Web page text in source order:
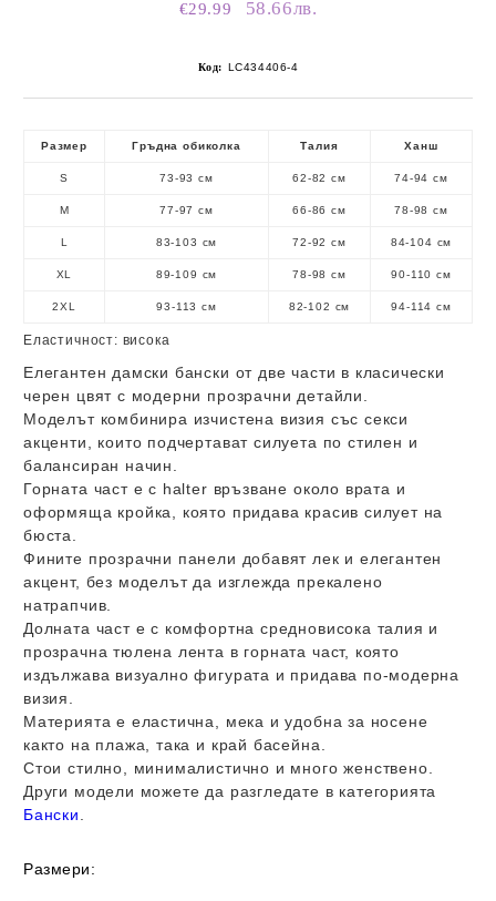
€29.99 58.66лв.
Код: LC434406-4
Размер Гръдна обиколка Талия Ханш
S 73-93 см 62-82 см 74-94 см
M 77-97 см 66-86 см 78-98 см
L 83-103 см 72-92 см 84-104 см
XL 89-109 см 78-98 см 90-110 см
2XL 93-113 см 82-102 см 94-114 см
Еластичност: висока
Елегантен дамски бански от две части в класически
черен цвят с модерни прозрачни детайли.
Моделът комбинира изчистена визия със секси
акценти, които подчертават силуета по стилен и
балансиран начин.
Горната част е с halter връзване около врата и
оформяща кройка, която придава красив силует на
бюста.
Фините прозрачни панели добавят лек и елегантен
акцент, без моделът да изглежда прекалено
натрапчив.
Долната част е с комфортна средновисока талия и
прозрачна тюлена лента в горната част, която
издължава визуално фигурата и придава по-модерна
визия.
Материята е еластична, мека и удобна за носене
както на плажа, така и край басейна.
Стои стилно, минималистично и много женствено.
Други модели можете да разгледате в категорията
Бански .
Размери: